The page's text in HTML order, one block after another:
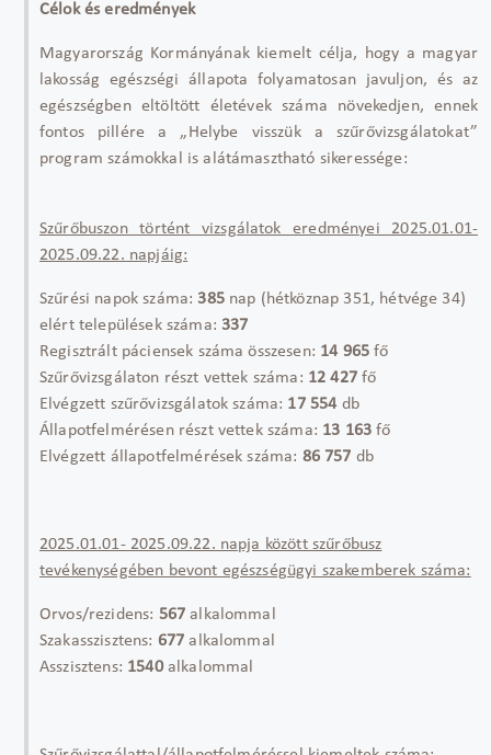
Célok és eredmények
Magyarország Kormányának kiemelt célja, hogy a magyar
lakosság egészségi állapota folyamatosan javuljon, és az
egészségben eltöltött életévek száma növekedjen, ennek
fontos pillére a „Helybe visszük a szűrővizsgálatokat”
program számokkal is alátámasztható sikeressége:
Szűrőbuszon történt vizsgálatok eredményei 2025.01.01-
2025.09.22. napjáig:
Szűrési napok száma: 385nap (hétköznap 351, hétvége 34)
elért települések száma: 337
Regisztrált páciensek száma összesen: 14 965 fő
Szűrővizsgálaton részt vettek száma: 12 427fő
Elvégzett szűrővizsgálatok száma: 17 554db
Állapotfelmérésen részt vettek száma: 13 163 fő
Elvégzett állapotfelmérések száma: 86 757 db
2025.01.01- 2025.09.22. napja között szűrőbusz
tevékenységében bevont egészségügyi szakemberek száma:
Orvos/rezidens: 567 alkalommal
Szakasszisztens: 677 alkalommal
Asszisztens: 1540alkalommal